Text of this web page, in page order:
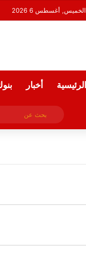
الخميس, أغسطس 6 2026
الرئيسية أخبار
فيسبوكملخص الموقع RSS
بحث
عن